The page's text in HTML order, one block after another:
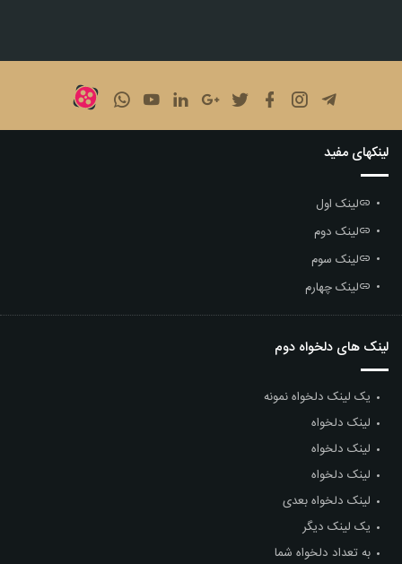
لینکهای مفید
لینک اول
لینک دوم
لینک سوم
لینک چهارم
لینک های دلخواه دوم
یک لینک دلخواه نمونه
لینک دلخواه
لینک دلخواه
لینک دلخواه
لینک دلخواه بعدی
یک لینک دیگر
به تعداد دلخواه شما